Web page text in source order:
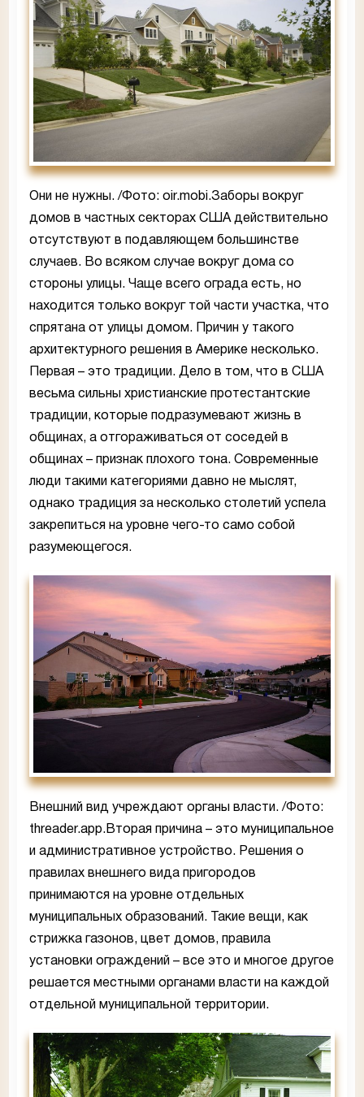
Они не нужны. /Фото: oir.mobi.Заборы вокруг
домов в частных секторах США действительно
отсутствуют в подавляющем большинстве
случаев. Во всяком случае вокруг дома со
стороны улицы. Чаще всего ограда есть, но
находится только вокруг той части участка, что
спрятана от улицы домом. Причин у такого
архитектурного решения в Америке несколько.
Первая – это традиции. Дело в том, что в США
весьма сильны христианские протестантские
традиции, которые подразумевают жизнь в
общинах, а отгораживаться от соседей в
общинах – признак плохого тона. Современные
люди такими категориями давно не мыслят,
однако традиция за несколько столетий успела
закрепиться на уровне чего-то само собой
разумеющегося.
Внешний вид учреждают органы власти. /Фото:
threader.app.Вторая причина – это муниципальное
и административное устройство. Решения о
правилах внешнего вида пригородов
принимаются на уровне отдельных
муниципальных образований. Такие вещи, как
стрижка газонов, цвет домов, правила
установки ограждений – все это и многое другое
решается местными органами власти на каждой
отдельной муниципальной территории.